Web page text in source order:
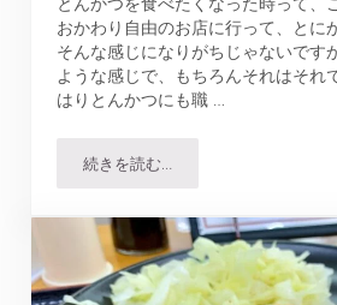
おかわり自由のお店に行って、とに
そんな感じになりがちじゃないです
ような感じで、もちろんそれはそれ
はりとんかつにも職 …
続きを読む…とんかつ山本｜食べログ百